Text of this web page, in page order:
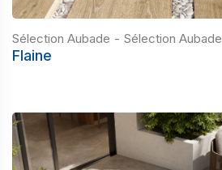
Sélection Aubade - Sélection Aubade
Flaine